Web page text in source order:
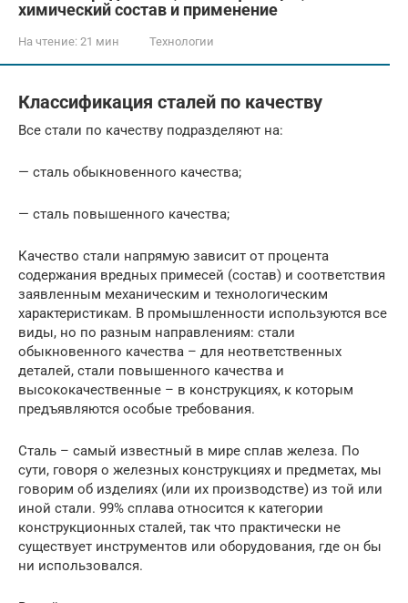
химический состав и применение
На чтение: 21 мин Технологии
Классификация сталей по качеству
Все стали по качеству подразделяют на:
— сталь обыкновенного качества;
— сталь повышенного качества;
Качество стали напрямую зависит от процента
содержания вредных примесей (состав) и соответствия
заявленным механическим и технологическим
характеристикам. В промышленности используются все
виды, но по разным направлениям: стали
обыкновенного качества – для неответственных
деталей, стали повышенного качества и
высококачественные – в конструкциях, к которым
предъявляются особые требования.
Сталь – самый известный в мире сплав железа. По
сути, говоря о железных конструкциях и предметах, мы
говорим об изделиях (или их производстве) из той или
иной стали. 99% сплава относится к категории
конструкционных сталей, так что практически не
существует инструментов или оборудования, где он бы
ни использовался.